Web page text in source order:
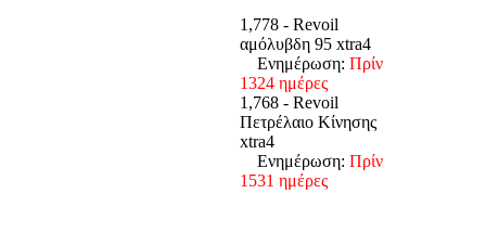
1,778 - Revoil
αμόλυβδη 95 xtra4
Ενημέρωση: Πρίν
1324 ημέρες
1,768 - Revoil
Πετρέλαιο Κίνησης
xtra4
Ενημέρωση: Πρίν
1531 ημέρες